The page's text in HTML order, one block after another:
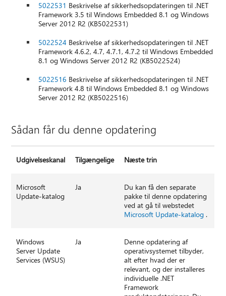
5022531 Beskrivelse af sikkerhedsopdateringen til .NET
Framework 3.5 til Windows Embedded 8.1 og Windows
Server 2012 R2 (KB5022531)
5022524 Beskrivelse af sikkerhedsopdateringen til .NET
Framework 4.6.2, 4.7, 4.7.1, 4.7.2 til Windows Embedded
8.1 og Windows Server 2012 R2 (KB5022524)
5022516 Beskrivelse af sikkerhedsopdateringen til .NET
Framework 4.8 til Windows Embedded 8.1 og Windows
Server 2012 R2 (KB5022516)
Sådan får du denne opdatering
Udgivelseskanal Tilgængelige Næste trin
Microsoft
Update-katalog
Ja
Du kan få den separate
pakke til denne opdatering
ved at gå til webstedet
Microsoft Update-katalog .
Windows
Server Update
Services (WSUS)
Ja
Denne opdatering af
operativsystemet tilbyder,
alt efter hvad der er
relevant, og der installeres
individuelle .NET
Framework